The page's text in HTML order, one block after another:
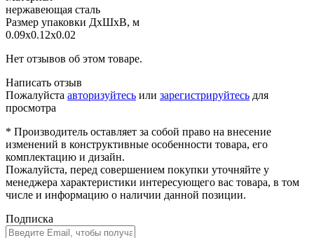
нержавеющая сталь
Размер упаковки ДхШхВ, м
0.09x0.12x0.02
Нет отзывов об этом товаре.
Написать отзыв
Пожалуйста авторизуйтесь или зарегистрируйтесь для
просмотра
* Производитель оставляет за собой право на внесение
изменений в конструктивные особенности товара, его
комплектацию и дизайн.
Пожалуйста, перед совершением покупки уточняйте у
менеджера характеристики интересующего вас товара, в том
числе и информацию о наличии данной позиции.
Подписка